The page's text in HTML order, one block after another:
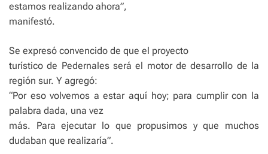
estamos realizando ahora”,
manifestó.
Se expresó convencido de que el proyecto
turístico de Pedernales será el motor de desarrollo de la
región sur. Y agregó:
“Por eso volvemos a estar aquí hoy; para cumplir con la
palabra dada, una vez
más. Para ejecutar lo que propusimos y que muchos
dudaban que realizaría”.